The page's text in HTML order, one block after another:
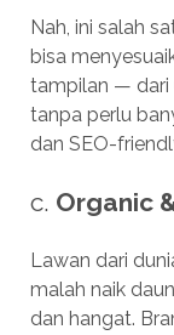
Nah, ini salah
bisa
tampilan — dari
tanpa perlu
dan SEO-
c. Organic
Lawan dari
malah naik
dan hangat.